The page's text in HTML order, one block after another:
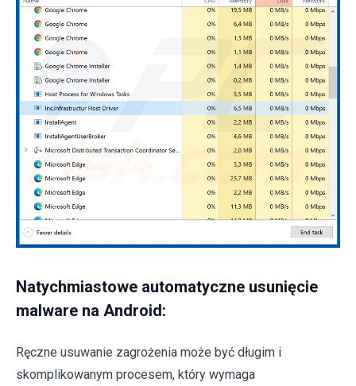
Natychmiastowe automatyczne usunięcie
malware na Android:
Ręczne usuwanie zagrożenia może być długim i
skomplikowanym procesem, który wymaga